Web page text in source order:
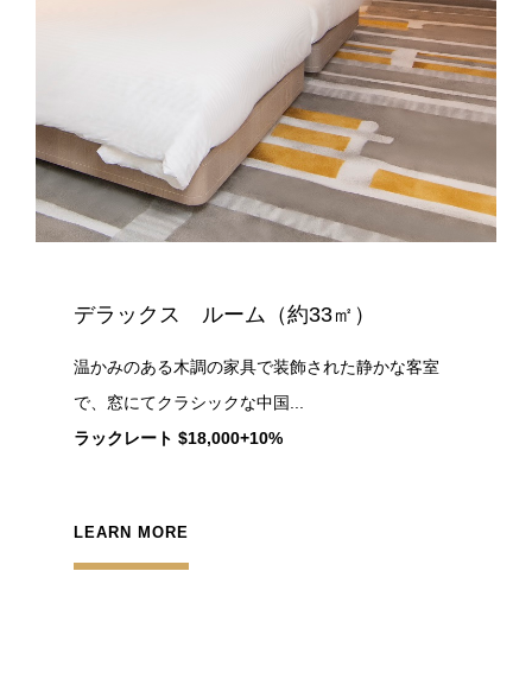
デラックス ルーム（約33㎡）
温かみのある木調の家具で装飾された静かな客室
で、窓にてクラシックな中国...
ラックレート $18,000+10%
LEARN MORE